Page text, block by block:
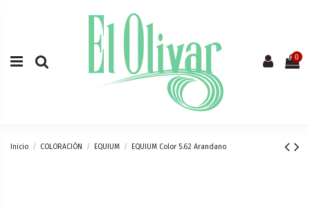
0
Inicio COLORACIÓN EQUIUM EQUIUM Color 5.62 Arandano